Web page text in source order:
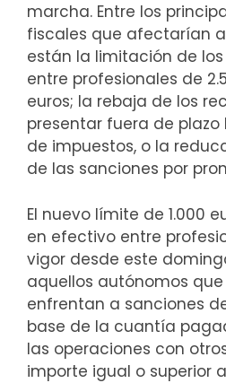
marcha. Entre los
fiscales que afectarían
están la limitación de
entre profesionales de
euros; la rebaja de los
presentar fuera de
de impuestos, o la
de las sanciones por
El nuevo límite de 1.000
en efectivo entre
vigor desde este
aquellos autónomos
enfrentan a sanciones
base de la cuantía
las operaciones con
importe igual o superior a